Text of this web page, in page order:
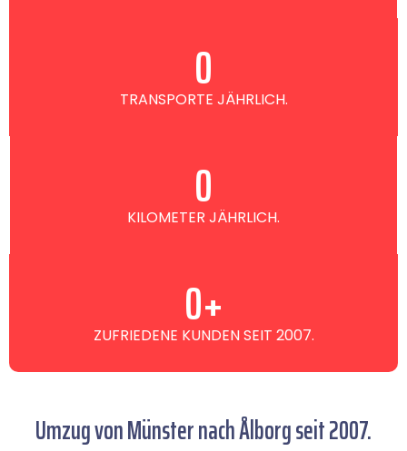
TRANSPORTE JÄHRLICH.
0
KILOMETER JÄHRLICH.
0
ZUFRIEDENE KUNDEN SEIT 2007.
0+
Umzug von Münster nach Ålborg seit 2007.